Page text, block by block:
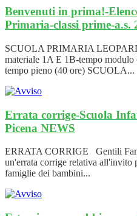
Benvenuti in prima!-
Primaria-classi prime-a.s.
SCUOLA PRIMARIA
materiale 1A E 1B-tempo
tempo pieno (40 ore) SCUOLA...
Errata corrige-Scuola
Picena NEWS
ERRATA CORRIGE Gentili
un'errata corrige relativa all'invito
famiglie dei bambini...